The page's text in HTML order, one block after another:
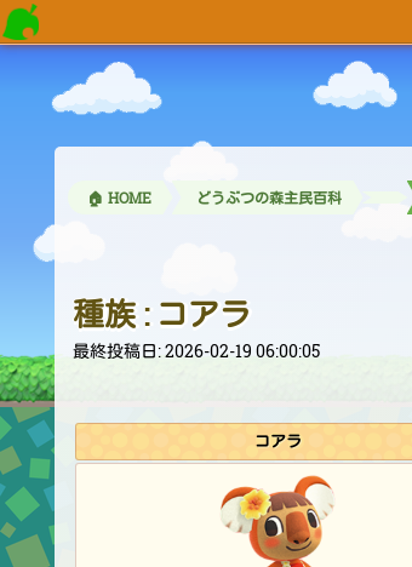
🏠 HOME どうぶつの森主民百科
種族 : コアラ
最終投稿日: 2026-02-19 06:00:05
コアラ